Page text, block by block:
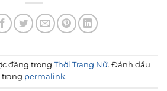
đăng trong Thời Trang Nữ. Đánh dấu
trang permalink.